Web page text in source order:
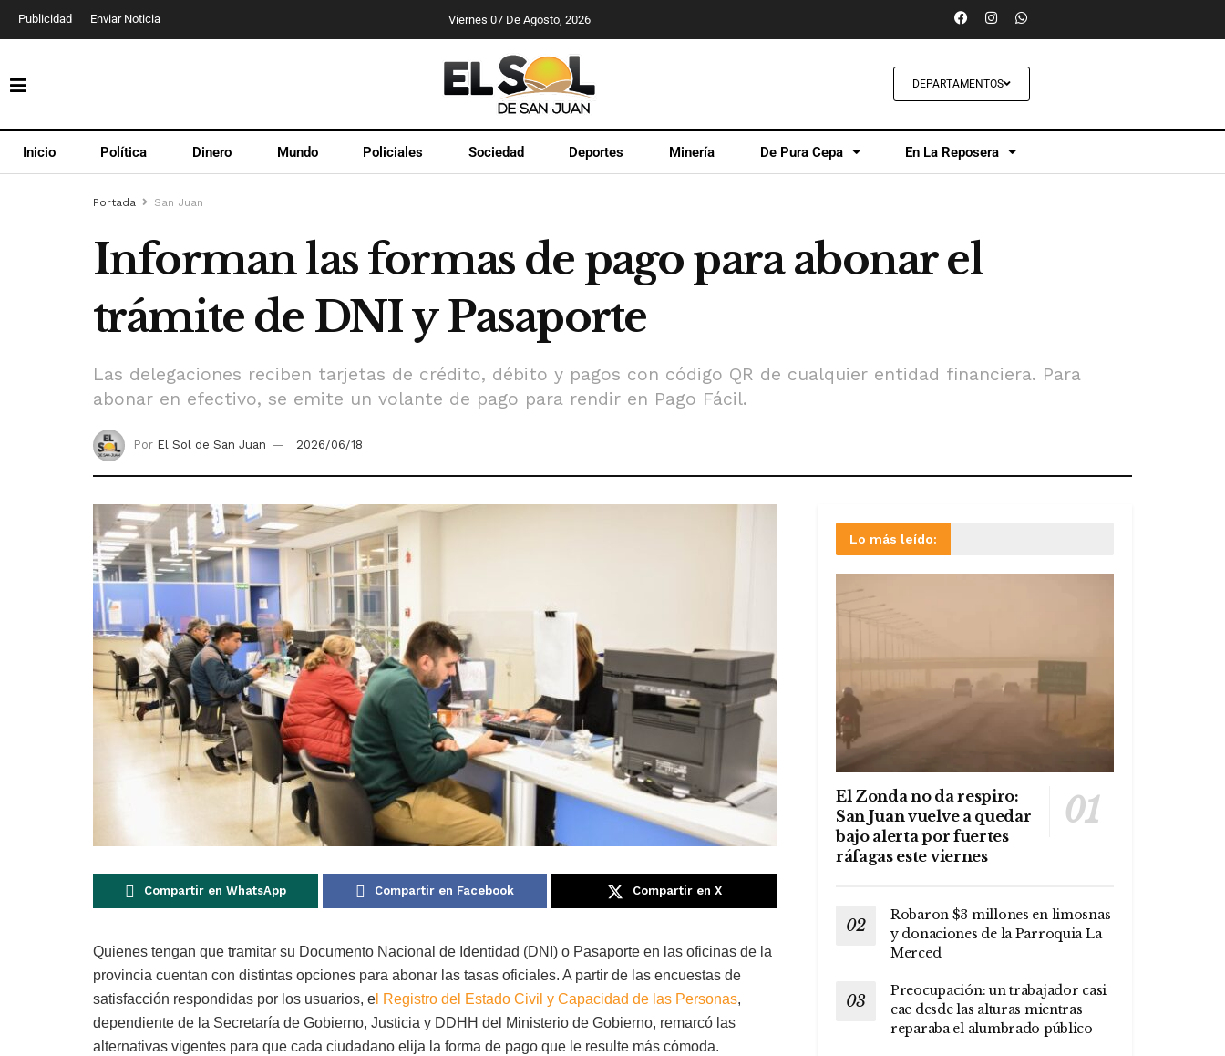
Publicidad Enviar Noticia Viernes 07 De Agosto, 2026
DEPARTAMENTOS
Inicio Política Dinero Mundo Policiales Sociedad Deportes Minería De Pura Cepa En La Reposera
Portada San Juan
Informan las formas de pago para abonar el
trámite de DNI y Pasaporte
Las delegaciones reciben tarjetas de crédito, débito y pagos con código QR de cualquier entidad financiera. Para
abonar en efectivo, se emite un volante de pago para rendir en Pago Fácil.
Por El Sol de San Juan 2026/06/18
Compartir en WhatsApp Compartir en Facebook Compartir en X
Quienes tengan que tramitar su Documento Nacional de Identidad (DNI) o Pasaporte en las oficinas de la
provincia cuentan con distintas opciones para abonar las tasas oficiales. A partir de las encuestas de
satisfacción respondidas por los usuarios, e l Registro del Estado Civil y Capacidad de las Personas,
dependiente de la Secretaría de Gobierno, Justicia y DDHH del Ministerio de Gobierno, remarcó las
alternativas vigentes para que cada ciudadano elija la forma de pago que le resulte más cómoda.
Lo más leído:
El Zonda no da respiro:
San Juan vuelve a quedar
bajo alerta por fuertes
ráfagas este viernes
Robaron $3 millones en limosnas
y donaciones de la Parroquia La
Merced
Preocupación: un trabajador casi
cae desde las alturas mientras
reparaba el alumbrado público